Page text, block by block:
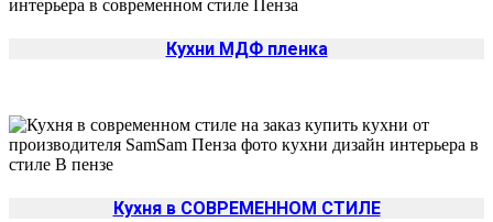
Кухни МДФ пленка
Кухня в СОВРЕМЕННОМ СТИЛЕ